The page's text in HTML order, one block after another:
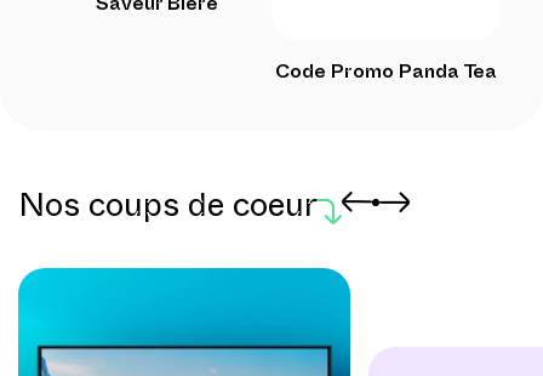
Saveur Biere
Code Promo Panda Tea
Nos coups de coeur